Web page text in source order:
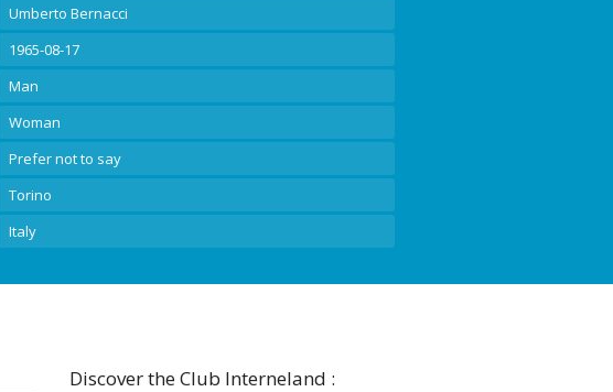
Umberto Bernacci
1965-08-17
Man
Woman
Prefer not to say
Torino
Italy
Discover the Club Interneland :